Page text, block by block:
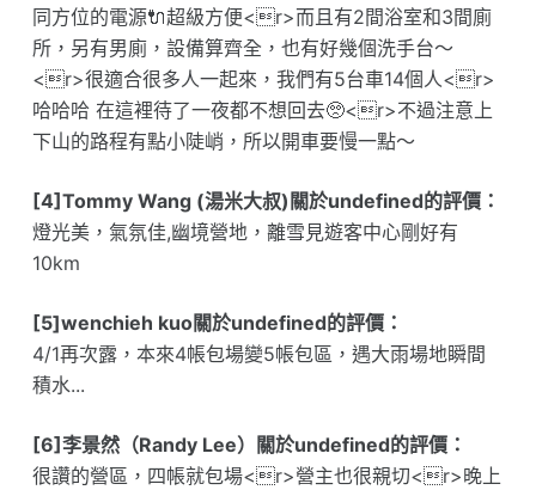
同方位的電源🔌超級方便<r>而且有2間浴室和3間廁
所，另有男廁，設備算齊全，也有好幾個洗手台～
<r>很適合很多人一起來，我們有5台車14個人<r>
哈哈哈 在這裡待了一夜都不想回去🥺<r>不過注意上
下山的路程有點小陡峭，所以開車要慢一點～
[4]Tommy Wang (湯米大叔)關於undefined的評價：
燈光美，氣氛佳,幽境營地，離雪見遊客中心剛好有
10km
[5]wenchieh kuo關於undefined的評價：
4/1再次露，本來4帳包場變5帳包區，遇大雨場地瞬間
積水...
[6]李景然（Randy Lee）關於undefined的評價：
很讚的營區，四帳就包場<r>營主也很親切<r>晚上